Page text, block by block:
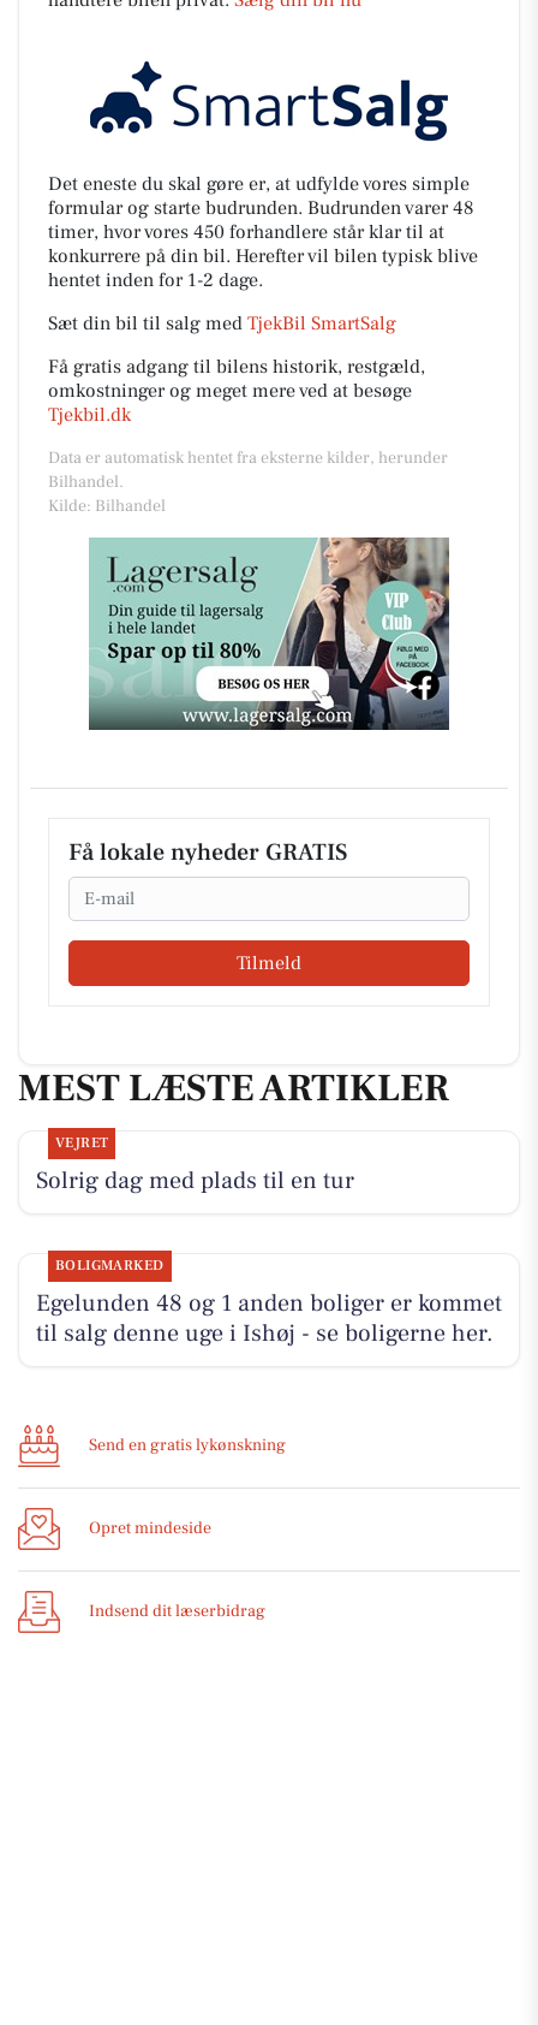
Det eneste du skal gøre er, at udfylde vores simple
formular og starte budrunden. Budrunden varer 48
timer, hvor vores 450 forhandlere står klar til at
konkurrere på din bil. Herefter vil bilen typisk blive
hentet inden for 1-2 dage.
Sæt din bil til salg med TjekBil SmartSalg
Få gratis adgang til bilens historik, restgæld,
omkostninger og meget mere ved at besøge
Tjekbil.dk
Data er automatisk hentet fra eksterne kilder, herunder
Bilhandel.
Kilde: Bilhandel
Få lokale nyheder GRATIS
Email
Tilmeld
MEST LÆSTE ARTIKLER
VEJRET
Solrig dag med plads til en tur
BOLIGMARKED
Egelunden 48 og 1 anden boliger er kommet
til salg denne uge i Ishøj - se boligerne her.
Send en gratis lykønskning
Opret mindeside
Indsend dit læserbidrag